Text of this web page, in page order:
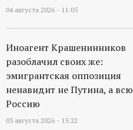
04 августа 2026 - 11:05
Иноагент Крашенинников
разоблачил своих же:
эмигрантская оппозиция
ненавидит не Путина, а всю
Россию
03 августа 2026 - 15:22